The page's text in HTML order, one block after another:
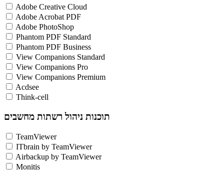
Adobe Creative Cloud
Adobe Acrobat PDF
Adobe PhotoShop
Phantom PDF Standard
Phantom PDF Business
View Companions Standard
View Companions Pro
View Companions Premium
Acdsee
Think-cell
תוכנות ניהול רשתות מחשבים
TeamViewer
ITbrain by TeamViewer
Airbackup by TeamViewer
Monitis